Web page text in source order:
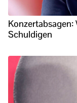
Schuldigen